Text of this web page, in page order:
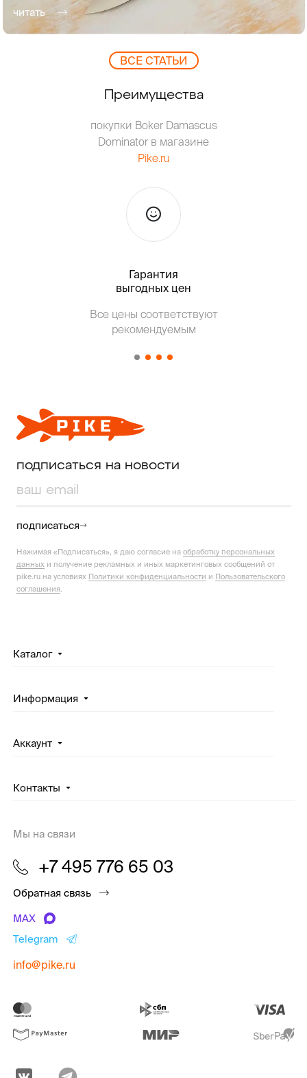
читать
ВCЕ СТАТЬИ
Преимущества
покупки Boker Damascus
Dominator в магазине
Pike.ru
Гарантия
выгодных цен
Все цены соответствуют
рекомендуемым
подписаться на новости
подписаться
Нажимая «Подписаться», я даю согласие на обработку персональных
данных и получение рекламных и иных маркетинговых сообщений от
pike.ru на условиях Политики конфиденциальности и Пользовательского
соглашения
Каталог
Информация
Аккаунт
Контакты
Мы на связи
+7 495 776 65 03
Обратная связь
MAX
Telegram
info@pike.ru